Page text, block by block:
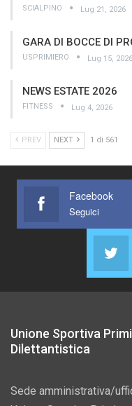
SCIALPINO Lug 21, 2026
GARA DI BOCCE DI
USPRIMIERO Lug 15, 2026
NEWS ESTATE 2026
FITNESS Lug 4, 2026
PREV NEXT 1 di 561
Facebook
Seguici
Unione Sportiva
Dilettantistica
Sede amministrativa/